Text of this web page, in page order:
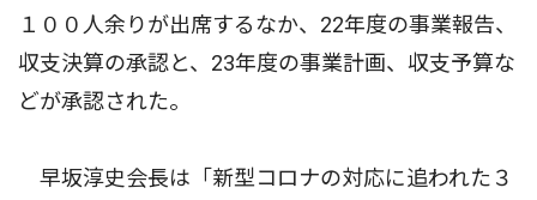
１００人余りが出席するなか、22年度の事業報告、
収支決算の承認と、23年度の事業計画、収支予算な
どが承認された。
早坂淳史会長は「新型コロナの対応に追われた３